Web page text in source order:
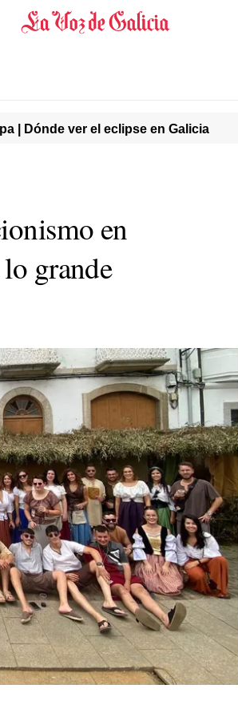
| Dónde ver el eclipse en Galicia
en
grande